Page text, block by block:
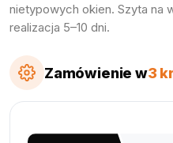
nietypowych okien. Szyta na
realizacja 5–10 dni.
Zamówienie w3